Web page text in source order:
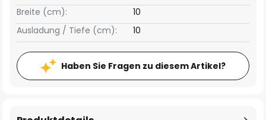
Breite (cm): 10
Ausladung / Tiefe (cm): 10
Haben Sie Fragen zu diesem Artikel?